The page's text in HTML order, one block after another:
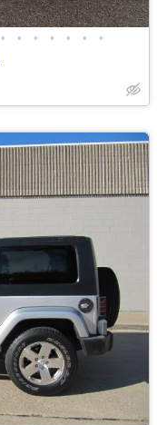
• • • • • • •